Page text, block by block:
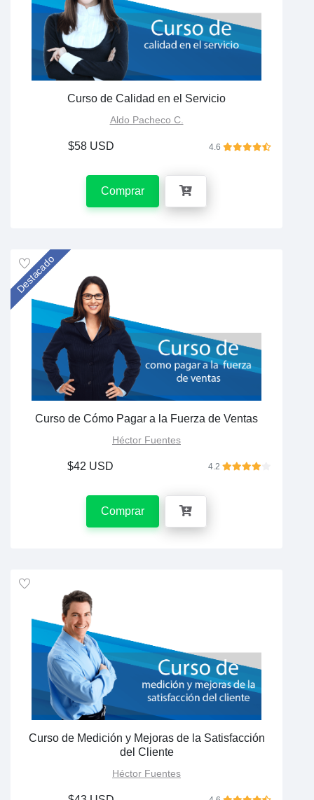
Curso de Calidad en el Servicio
Aldo Pacheco C.
$58 USD 4.6
Comprar
Destacado
Curso de Cómo Pagar a la Fuerza de Ventas
Héctor Fuentes
$42 USD 4.2
Comprar
Curso de Medición y Mejoras de la Satisfacción
del Cliente
Héctor Fuentes